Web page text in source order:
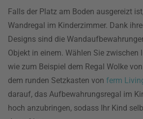
Falls der Platz am Boden ausgereizt
Wandregal im Kinderzimmer. Dank
Designs sind die
Objekt in einem. Wählen Sie zwischen
wie zum Beispiel dem Regal Wolke von
dem runden Setzkasten von ferm
darauf, das Aufbewahrungsregal im
hoch anzubringen, sodass Ihr Kind